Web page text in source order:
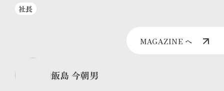
社長
MAGAZINE へ
飯島 今朝男